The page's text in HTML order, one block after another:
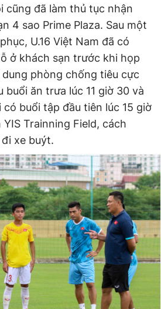
điện thoại
Liên hệ quảng cáo
0908 780 404
RSS Tòa soạn Chính sách bảo
Toàn
trực: Hải Thành
Dũng
Hưng
Trung
cũng đã làm thủ tục nhận
4 sao Prime Plaza. Sau một
U.16 Việt Nam đã có
ở khách sạn trước khi họp
dung phòng chống tiêu cực
buổi ăn trưa lúc 11 giờ 30 và
buổi tập đầu tiên lúc 15 giờ
Trainning Field, cách
xe buýt.